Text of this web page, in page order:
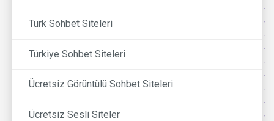
Türk Sohbet Siteleri
Türkiye Sohbet Siteleri
Ücretsiz Görüntülü Sohbet Siteleri
Ücretsiz Sesli Siteler